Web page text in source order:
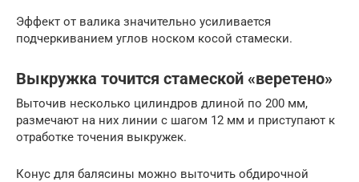
Эффект от валика значительно усиливается
подчеркиванием углов носком косой стамески.
Выкружка точится стамеской «веретено»
Выточив несколько цилиндров длиной по 200 мм,
размечают на них линии с шагом 12 мм и приступают к
отработке точения выкружек.
Конус для балясины можно выточить обдирочной